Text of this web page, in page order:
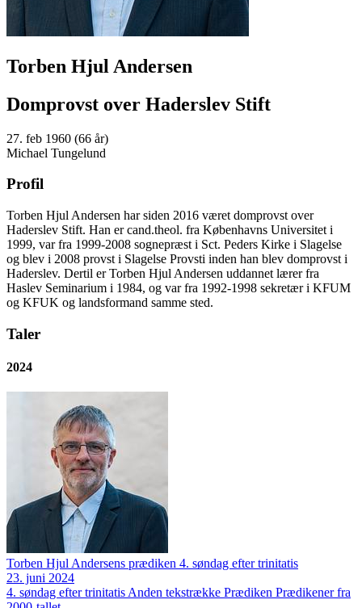
Torben Hjul Andersen
Domprovst over Haderslev Stift
27. feb 1960 (66 år)
Michael Tungelund
Profil
Torben Hjul Andersen har siden 2016 været domprovst over
Haderslev Stift. Han er cand.theol. fra Københavns Universitet i
1999, var fra 1999-2008 sognepræst i Sct. Peders Kirke i Slagelse
og blev i 2008 provst i Slagelse Provsti inden han blev domprovst i
Haderslev. Dertil er Torben Hjul Andersen uddannet lærer fra
Haslev Seminarium i 1984, og var fra 1992-1998 sekretær i KFUM
og KFUK og landsformand samme sted.
Taler
2024
Torben Hjul Andersens prædiken 4. søndag efter trinitatis
23. juni 2024
4. søndag efter trinitatisAnden tekstrække Prædiken Prædikener fra